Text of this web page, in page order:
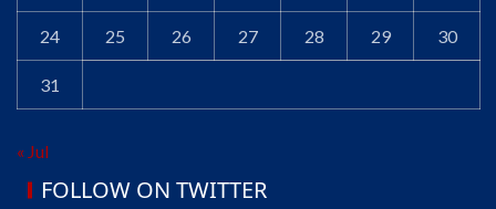
24 25 26 27 28 29 30
31
« Jul
FOLLOW ON TWITTER